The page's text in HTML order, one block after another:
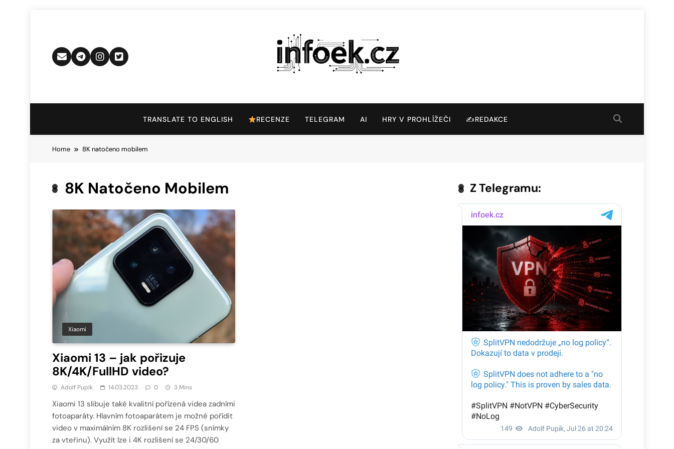
Infoek.cz
TRANSLATE TO ENGLISH RECENZE TELEGRAM AI HRY V PROHLÍŽEČI ✍️REDAKCE
Home 8K natočeno mobilem
8K Natočeno Mobilem
Xiaomi
Xiaomi 13 – jak pořizuje
8K/4K/FullHD video?
Adolf Pupík 14.03.2023 0 3 Mins
Xiaomi 13 slibuje také kvalitní pořízená videa zadními
fotoaparáty. Hlavním fotoaparátem je možné pořídit
video v maximálním 8K rozlišení se 24 FPS (snímky
za vteřinu). Využít lze i 4K rozlišení se 24/30/60
Z Telegramu: